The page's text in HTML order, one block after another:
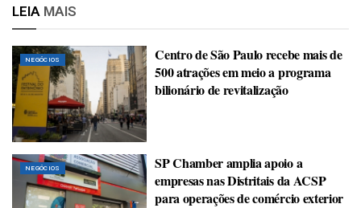
LEIA MAIS
NEGÓCIOS
Centro de São Paulo recebe mais de
500 atrações em meio a programa
bilionário de revitalização
NEGÓCIOS
SP Chamber amplia apoio a
empresas nas Distritais da ACSP
para operações de comércio exterior